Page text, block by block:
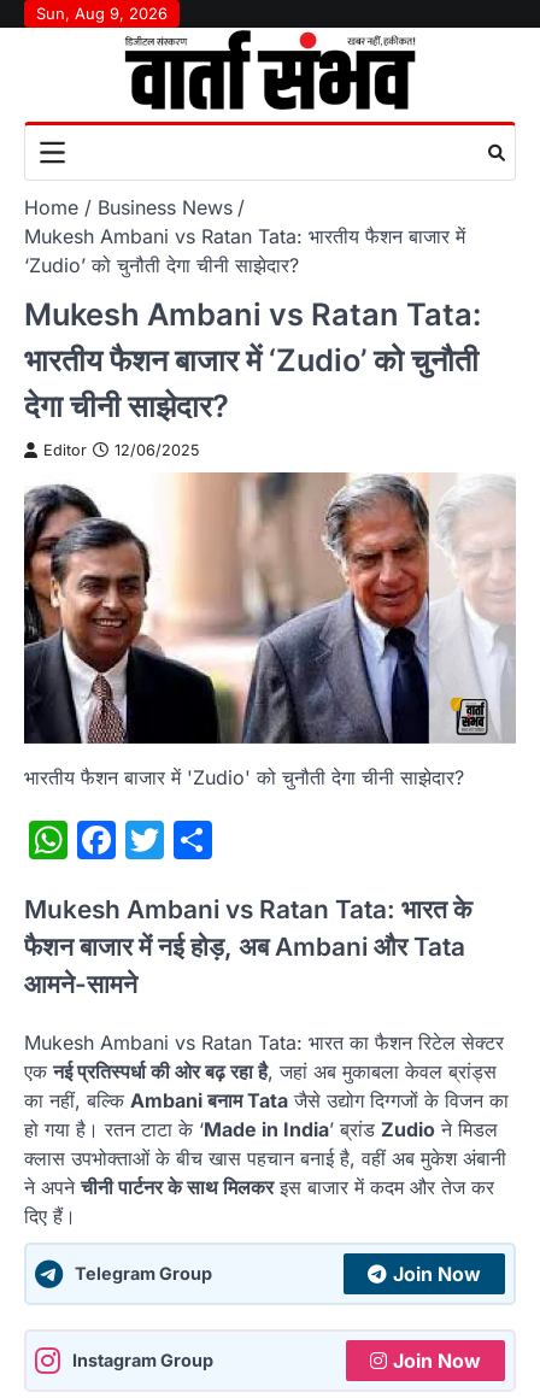
SkipSun, Aug 9, 2026
Home
Business News
Mukesh Ambani vs Ratan Tata: भारतीय फैशन बाजार में
‘Zudio’ को चुनौती देगा चीनी साझेदार?
Mukesh Ambani vs Ratan Tata:
भारतीय फैशन बाजार में ‘Zudio’ को चुनौती
देगा चीनी साझेदार?
Editor 12/06/2025
भारतीय फैशन बाजार में 'Zudio' को चुनौती देगा चीनी साझेदार?
WhatsApp
Facebook
Twitter
Mukesh Ambani vs Ratan Tata: भारत के
फैशन बाजार में नई होड़, अब Ambani और Tata
आमने-सामने
Mukesh Ambani vs Ratan Tata: भारत का फैशन रिटेल सेक्टर
एकनई प्रतिस्पर्धा की ओर बढ़ रहा है, जहां अब मुकाबला केवल ब्रांड्स
का नहीं, बल्कि Ambani बनाम Tata जैसे उद्योग दिग्गजों के विजन का
हो गया है। रतन टाटा के ‘Made in India’ ब्रांड Zudio ने मिडल
क्लास उपभोक्ताओं के बीच खास पहचान बनाई है, वहीं अब मुकेश अंबानी
ने अपनेचीनी पार्टनर के साथ मिलकरइस बाजार में कदम और तेज कर
दिए हैं।
Telegram Group Join Now
Instagram Group Join Now